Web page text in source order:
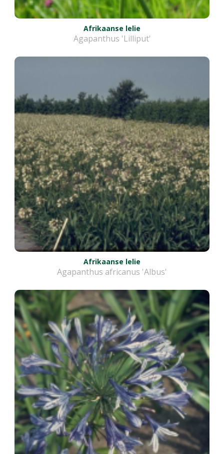
Afrikaanse lelie
Agapanthus 'Lilliput'
Afrikaanse lelie
Agapanthus africanus 'Albus'